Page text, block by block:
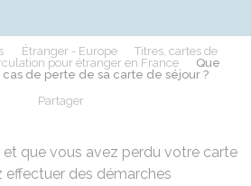
Étranger - Europe
Titres, cartes de
pour étranger en France
Que
de perte de sa carte de séjour ?
Partager
que vous avez perdu votre carte
effectuer des démarches